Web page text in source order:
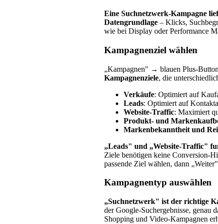
Eine Suchnetzwerk-Kampagne
Datengrundlage – Klicks,
wie bei Display oder Performance
Kampagnenziel wählen
„Kampagnen" → blauen Plus-
Kampagnenziele, die
Verkäufe: Optimiert auf
Leads: Optimiert auf
Website-Traffic: Maximiert
Produkt- und
Markenbekanntheit und
„Leads" und „Website-Traffic"
Ziele benötigen keine Conversion-
passende Ziel wählen, dann
Kampagnentyp auswählen
„Suchnetzwerk" ist der richtige
der Google-Suchergebnisse, genau
Shopping und Video-Kampagnen